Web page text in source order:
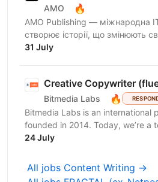
AMO 🔥
AMO Publishing — міжнародна
створює історії, що змінюють світ. Наш
AmoMama, є одним із
31 July
Creative Copywriter
Bitmedia Labs 🔥
Bitmedia Labs is an international
founded in 2014. Today, we’re a
specialists working globally,
24 July
All jobs Content Writing →